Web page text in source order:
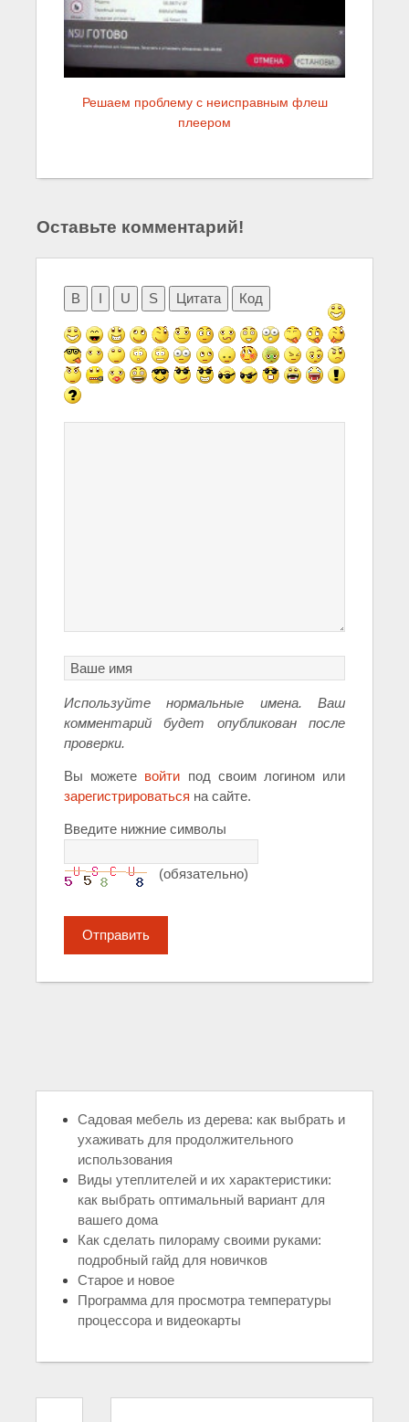
Решаем проблему с неисправным флеш
плеером
Оставьте комментарий!
B I U S Цитата Код
Используйте нормальные имена. Ваш
комментарий будет опубликован после
проверки.
Вы можете войти под своим логином или
зарегистрироваться на сайте.
Введите нижние символы
(обязательно)
Отправить
Садовая мебель из дерева: как выбрать и
ухаживать для продолжительного
использования
Виды утеплителей и их характеристики:
как выбрать оптимальный вариант для
вашего дома
Как сделать пилораму своими руками:
подробный гайд для новичков
Старое и новое
Программа для просмотра температуры
процессора и видеокарты